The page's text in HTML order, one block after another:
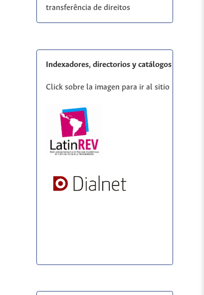
transferência de direitos
Indexadores, directorios y catálogos
Click sobre la imagen para ir al sitio